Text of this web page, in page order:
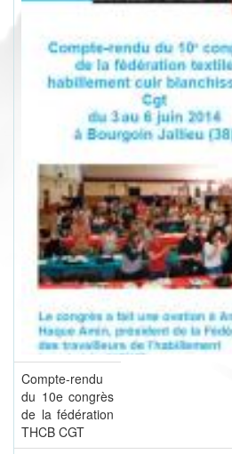
Compte-rendu
du 10e congrès
de la fédération
THCB CGT